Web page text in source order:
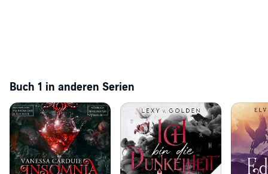
Buch 1 in anderen Serien